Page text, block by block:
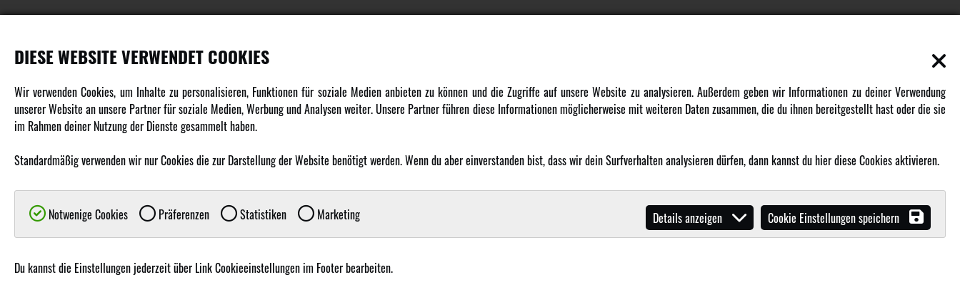
Fahrzeuge in allen Maßstäben
Helikopter Collective Pitch, Fixed Pitch
Multikopter in verschiedenen Ausführungen
Boote in verschiedenen Größen
Panzer für Jung und Alt
Datenschutz
Newsletter
Karriere
AMXRacing - Qualitäts RC-Zubehör
Malinos - Die kreative Seite von
Werden Sie Amewi Händler
Amewi B2B-Shop
DIESE WEBSITE VERWENDET COOKIES
Wir verwenden Cookies, um Inhalte zu personalisieren, Funktionen für soziale Medien anbieten zu können und die Zugriffe auf unsere Website zu analysieren. Außerdem geben wir Informationen zu deiner Verwendung
unserer Website an unsere Partner für soziale Medien, Werbung und Analysen weiter. Unsere Partner führen diese Informationen möglicherweise mit weiteren Daten zusammen, die du ihnen bereitgestellt hast oder die sie
im Rahmen deiner Nutzung der Dienste gesammelt haben.
Standardmäßig verwenden wir nur Cookies die zur Darstellung der Website benötigt werden. Wenn du aber einverstanden bist, dass wir dein Surfverhalten analysieren dürfen, dann kannst du hier diese Cookies aktivieren.
Notwenige Cookies Präferenzen Statistiken Marketing Cookie Einstellungen speichern
Details anzeigen
Du kannst die Einstellungen jederzeit über Link Cookieeinstellungen im Footer bearbeiten.